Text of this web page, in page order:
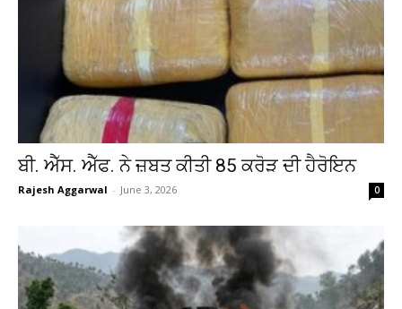
ਬੀ. ਐੱਸ. ਐੱਫ. ਨੇ ਜ਼ਬਤ ਕੀਤੀ 85 ਕਰੋੜ ਦੀ ਹੈਰੋਇਨ
Rajesh Aggarwal - June 3, 2026 0